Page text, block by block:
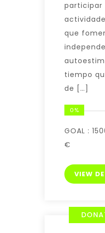
participar
que
tiempo
de […]
0%
GOAL :
€
VIEW